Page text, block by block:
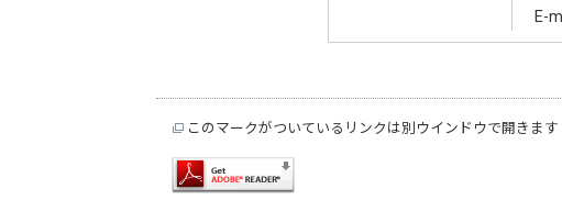
E-
このマークがついているリンクは別ウインドウで開きます